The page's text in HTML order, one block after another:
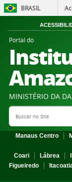
BRASIL
Portal do
MINISTÉRIO DA
Search Site
Manaus Centro
Coari
Lábrea
Figueiredo